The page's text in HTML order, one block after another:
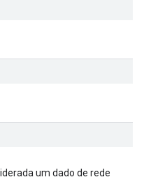
um dado de rede